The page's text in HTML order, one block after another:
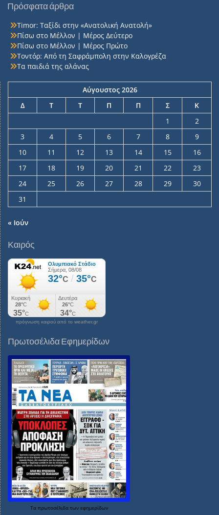
Πρόσφατα άρθρα
Timor: Ταξίδι στην «Ανατολική Ανατολή»
Πίσω στο Μέλλον | Μέρος Δεύτερο
Πίσω στο Μέλλον | Μέρος Πρώτο
Τοντόρ: Από τη Σαφράμπολη στην Καλογρέζα
Τα παιδιά της αλάνας
Αύγουστος 2026
Δ
Τ Τ Π Π Σ
Κ
1
2
3
4 5 6 7 8
9
10
11 12 13 14 15
16
17
18 19 20 21 22
23
24
25 26 27 28 29
30
31
« Ιούν
Καιρός
πρόγνωση καιρού από το weather.gr
Πρωτοσέλιδα Εφημερίδων
Τα πρωτοσέλιδα των εφημερίδων